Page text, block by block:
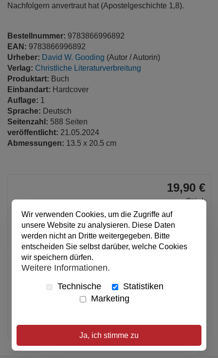
Nachfolgern anvertraut hat (Apostelgeschichte 1,8).
Bestellnummer: 9783866996892
EAN: 9783866996892
Urheber: David W. Gooding (Autor / Autorin)
Verlag: Christliche Literaturverbreitung
Produktart: Buch
Einbandart: Hardcover
Auflage: 1
Sprache: Deutsch
Seitenzahl: 588 Seiten
veröffentlicht: 21.05.2024
Abmessungen: 13.5 x 20.5 cm
19,90 €
pro Stück
Anzahl
In den Warenkorb
Wir verwenden Cookies, um die Zugriffe auf
unsere Website zu analysieren. Diese Daten
werden nicht an Dritte weitergegeben. Bitte
entscheiden Sie selbst darüber, welche Cookies
wir speichern dürfen.
Weitere Informationen.
Technische
Statistiken
Marketing
Ja, ich stimme zu